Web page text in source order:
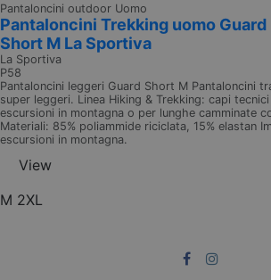
Pantaloncini outdoor Uomo
Pantaloncini Trekking uomo Guard
Short M La Sportiva
La Sportiva
P58
Pantaloncini leggeri Guard Short M Pantaloncini
super leggeri. Linea Hiking & Trekking: capi
escursioni in montagna o per lunghe camminate
Materiali: 85% poliammide riciclata, 15% elastan
escursioni in montagna.
View
M 2XL